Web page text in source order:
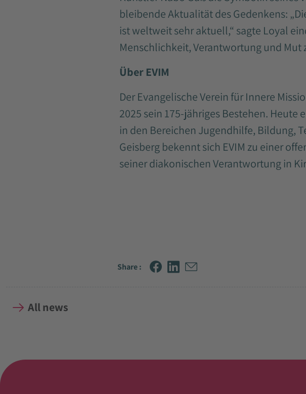
bleibende Aktualität des Gedenkens:
ist weltweit sehr aktuell,“ sagte Loyal
Menschlichkeit, Verantwortung und Mut
Über EVIM
Der Evangelische Verein für Innere
2025 sein 175-jähriges Bestehen.
in den Bereichen Jugendhilfe, Bildung,
Geisberg bekennt sich EVIM zu einer
seiner diakonischen Verantwortung in
Share :
All news